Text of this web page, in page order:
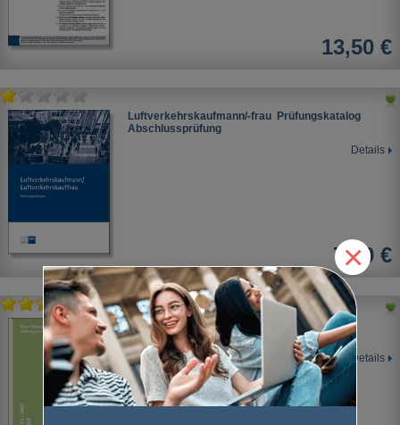
13,50 €
Luftverkehrskaufmann/-frau Prüfungskatalog
Abschlussprüfung
Details
7,10 €
Wirtschafts- und Sozialkunde
Erläuterte Stichworte
Details
×